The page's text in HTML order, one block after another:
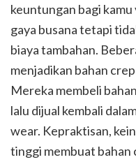
keuntungan bagi
gaya busana tetapi
biaya tambahan.
menjadikan bahan
Mereka membeli
lalu dijual kembali
wear. Kepraktisan,
tinggi membuat bahan